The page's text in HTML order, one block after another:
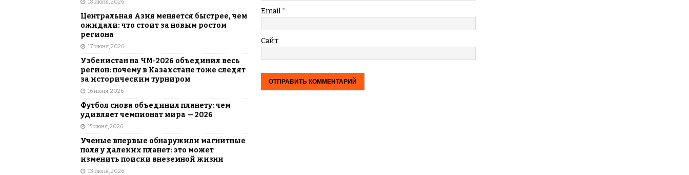
Email *
Сайт
18 июня, 2026
Центральная Азия меняется быстрее, чем
ожидали: что стоит за новым ростом
региона
17 июня, 2026
Узбекистан на ЧМ-2026 объединил весь
регион: почему в Казахстане тоже следят
за историческим турниром
16 июня, 2026
Футбол снова объединил планету: чем
удивляет чемпионат мира — 2026
15 июня, 2026
Ученые впервые обнаружили магнитные
поля у далеких планет: это может
изменить поиски внеземной жизни
13 июня, 2026